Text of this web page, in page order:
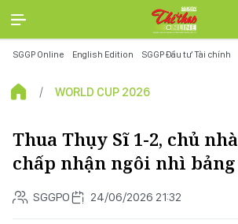
SGGP Online English Edition SGGP Đầu tư Tài chính
WORLD CUP 2026
Thua Thụy Sĩ 1-2, chủ
chấp nhận ngôi nhì bảng
SGGPO 24/06/2026 21:32